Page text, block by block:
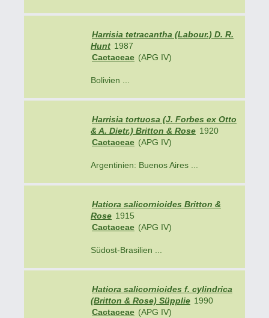
Harrisia tetracantha (Labour.) D. R.
Hunt 1987
Cactaceae (APG IV)
Bolivien ...
Harrisia tortuosa (J. Forbes ex Otto
& A. Dietr.) Britton & Rose 1920
Cactaceae (APG IV)
Argentinien: Buenos Aires ...
Hatiora salicornioides Britton &
Rose 1915
Cactaceae (APG IV)
Südost-Brasilien ...
Hatiora salicornioides f. cylindrica
(Britton & Rose) Süpplie 1990
Cactaceae (APG IV)